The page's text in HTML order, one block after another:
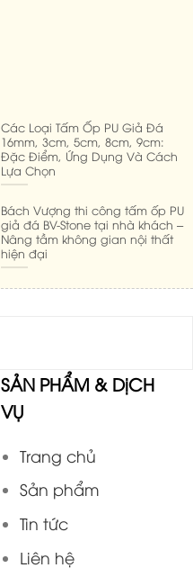
Các Loại Tấm Ốp PU Giả Đá
16mm, 3cm, 5cm, 8cm, 9cm:
Đặc Điểm, Ứng Dụng Và Cách
Lựa Chọn
Bách Vượng thi công tấm ốp PU
giả đá BV-Stone tại nhà khách –
Nâng tầm không gian nội thất
hiện đại
SẢN PHẨM & DịCH
VỤ
Trang chủ
Sản phẩm
Tin tức
Liên hệ